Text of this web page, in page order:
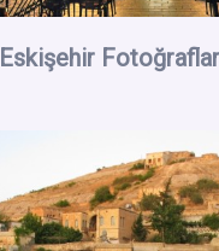
Eskişehir